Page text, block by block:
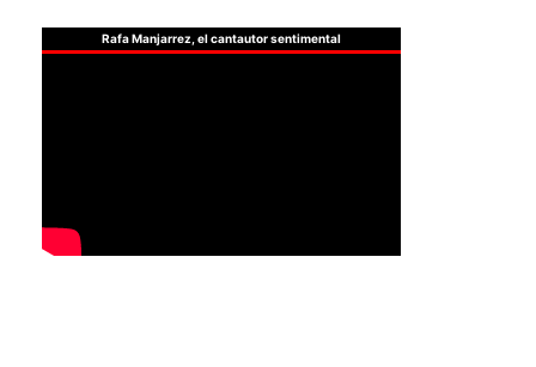
Rafa Manjarrez, el cantautor sentimental